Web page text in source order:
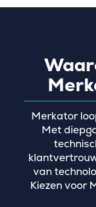
Merkator
Met
van
Kiezen voor